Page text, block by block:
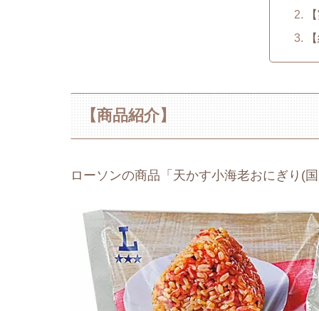
【商品紹介】
ローソンの商品「天かす小海老おにぎり(